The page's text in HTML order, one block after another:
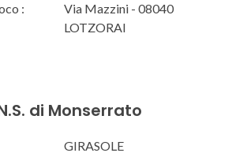
:
Via Mazzini - 08040
LOTZORAI
di Monserrato
GIRASOLE